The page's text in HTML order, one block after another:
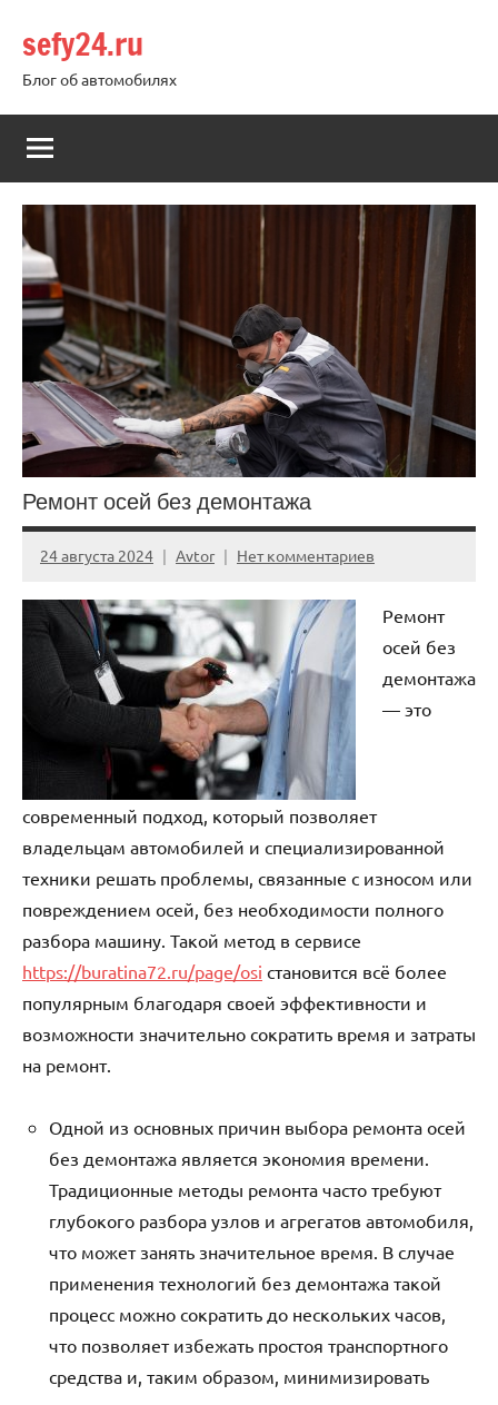
содержимому
sefy24.ru
Блог об автомобилях
Ремонт осей без демонтажа
24 августа 2024 Avtor Нет комментариев
Ремонт
осей без
демонтажа
— это
современный подход, который позволяет
владельцам автомобилей и специализированной
техники решать проблемы, связанные с износом или
повреждением осей, без необходимости полного
разбора машину. Такой метод в сервисе
https://buratina72.ru/page/osi становится всё более
популярным благодаря своей эффективности и
возможности значительно сократить время и затраты
на ремонт.
Одной из основных причин выбора ремонта осей
без демонтажа является экономия времени.
Традиционные методы ремонта часто требуют
глубокого разбора узлов и агрегатов автомобиля,
что может занять значительное время. В случае
применения технологий без демонтажа такой
процесс можно сократить до нескольких часов,
что позволяет избежать простоя транспортного
средства и, таким образом, минимизировать